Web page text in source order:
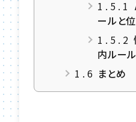
1.5.1
ールと
1.5.2
内ルー
1.6 まとめ